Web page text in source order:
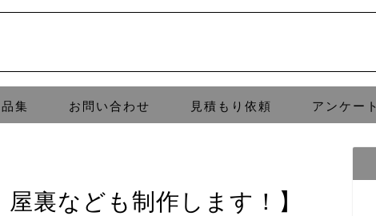
集 お問い合わせ 見積もり依頼 アンケート
屋裏なども制作します！】